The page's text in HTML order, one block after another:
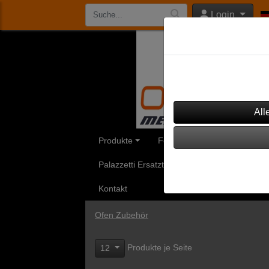
Login
Produkte Feinstaubfilter
Palazzetti Ersatzteile
Kontakt
Ofen Zubehör
12 Produkte je Seite